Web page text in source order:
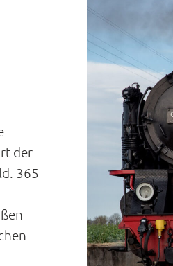
der
365